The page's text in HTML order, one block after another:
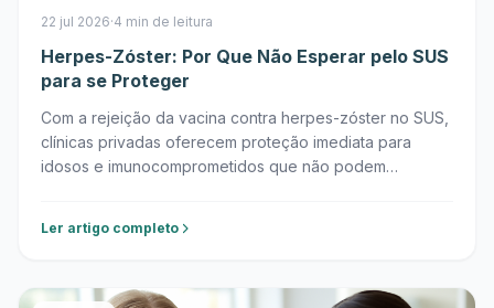
22 jul 2026·4 min de leitura
Herpes-Zóster: Por Que Não Esperar pelo SUS
para se Proteger
Com a rejeição da vacina contra herpes-zóster no SUS,
clínicas privadas oferecem proteção imediata para
idosos e imunocomprometidos que não podem
Ler artigo completo